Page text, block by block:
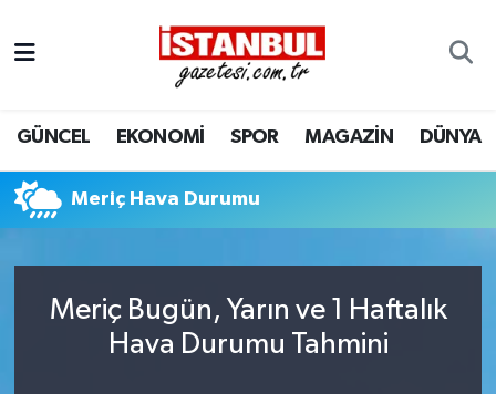
GÜNCEL EKONOMİ SPOR MAGAZİN DÜNYA
Meriç Hava Durumu
Meriç Bugün, Yarın ve 1 Haftalık
Hava Durumu Tahmini
EKONOMİ
İSTANBUL
SPOR
Nöbetçi Eczaneler
Hava Durumu
Trafik Durumu
Tüm Manşetler